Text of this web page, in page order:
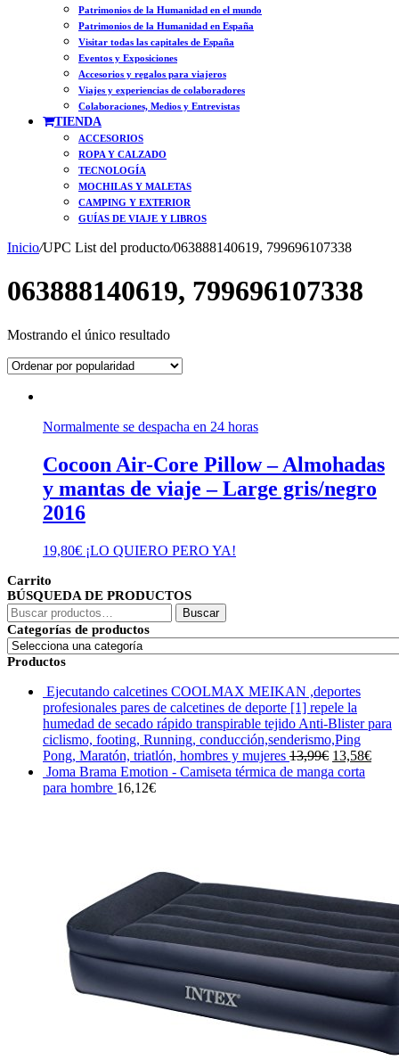
Patrimonios de la Humanidad en el mundo
Patrimonios de la Humanidad en España
Visitar todas las capitales de España
Eventos y Exposiciones
Accesorios y regalos para viajeros
Viajes y experiencias de colaboradores
Colaboraciones, Medios y Entrevistas
TIENDA
ACCESORIOS
ROPA Y CALZADO
TECNOLOGÍA
MOCHILAS Y MALETAS
CAMPING Y EXTERIOR
GUÍAS DE VIAJE Y LIBROS
Inicio/UPC List del producto/063888140619, 799696107338
063888140619, 799696107338
Mostrando el único resultado
Normalmente se despacha en 24 horas
Cocoon Air-Core Pillow – Almohadas
y mantas de viaje – Large gris/negro
2016
19,80€ ¡LO QUIERO PERO YA!
Carrito
BÚSQUEDA DE PRODUCTOS
Buscar
por:
Buscar
Categorías de productos
Productos
Ejecutando calcetines COOLMAX MEIKAN ,deportes
profesionales pares de calcetines de deporte [1] repele la
humedad de secado rápido transpirable tejido Anti-Blister para
ciclismo, footing, Running, conducción,senderismo,Ping
Pong, Maratón, triatlón, hombres y mujeres 13,99€ El
precio
13,58€El
Joma Brama Emotion - Camiseta térmica de manga corta
para hombre 16,12€